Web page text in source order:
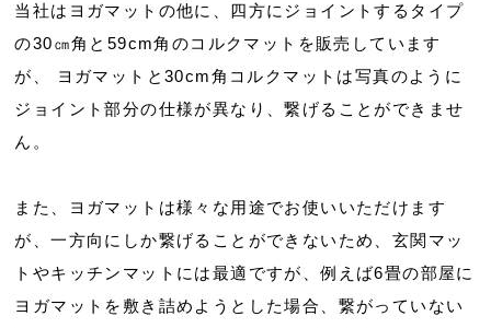
当社はヨガマットの他に、四方にジョイントするタイプ
の30㎝角と59cm角のコルクマットを販売しています
が、 ヨガマットと30cm角コルクマットは写真のように
ジョイント部分の仕様が異なり、繋げることができませ
ん。
また、ヨガマットは様々な用途でお使いいただけます
が、一方向にしか繋げることができないため、玄関マッ
トやキッチンマットには最適ですが、例えば6畳の部屋に
ヨガマットを敷き詰めようとした場合、繋がっていない